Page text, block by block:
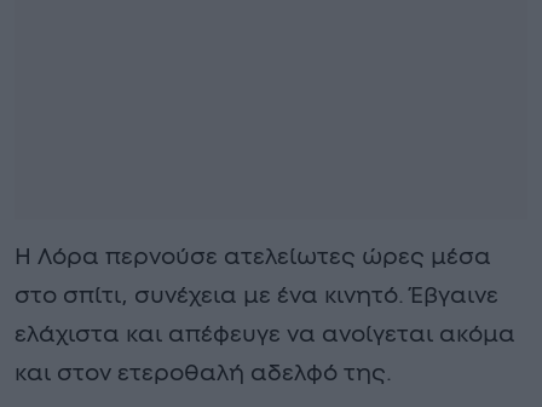
Η Λόρα περνούσε ατελείωτες ώρες μέσα
στο σπίτι, συνέχεια με ένα κινητό. Έβγαινε
ελάχιστα και απέφευγε να ανοίγεται ακόμα
και στον ετεροθαλή αδελφό της.